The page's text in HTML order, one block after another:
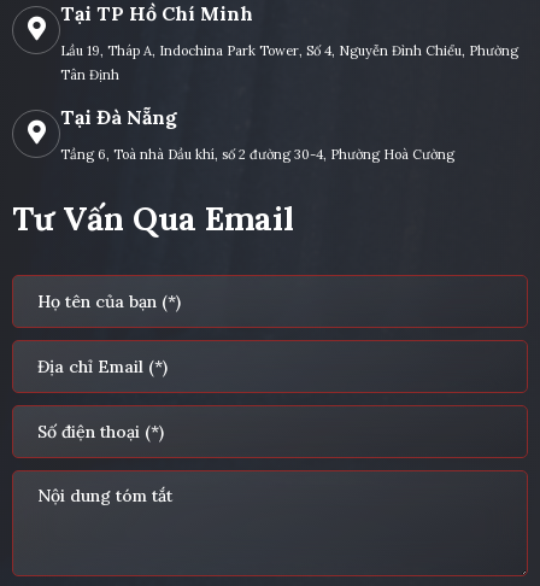
Tại TP Hồ Chí Minh
Lầu 19, Tháp A, Indochina Park Tower, Số 4, Nguyễn Đình Chiểu, Phường
Tân Định
Tại Đà Nẵng
Tầng 6, Toà nhà Dầu khí, số 2 đường 30-4, Phường Hoà Cường
Tư Vấn Qua Email